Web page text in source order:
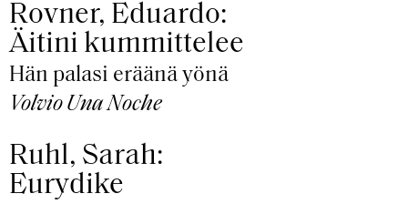
Rovner, Eduardo:
Äitini kummittelee
Hän palasi eräänä yönä
Volvio Una Noche
Ruhl, Sarah:
Eurydike